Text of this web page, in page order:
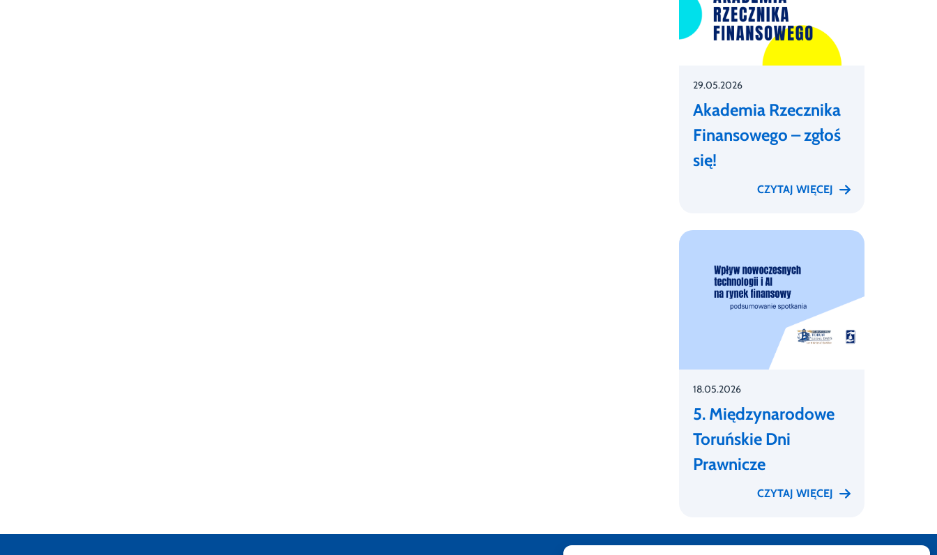
29.05.2026
Akademia Rzecznika
Finansowego – zgłoś
się!
CZYTAJ WIĘCEJ
18.05.2026
5. Międzynarodowe
Toruńskie Dni
Prawnicze
CZYTAJ WIĘCEJ